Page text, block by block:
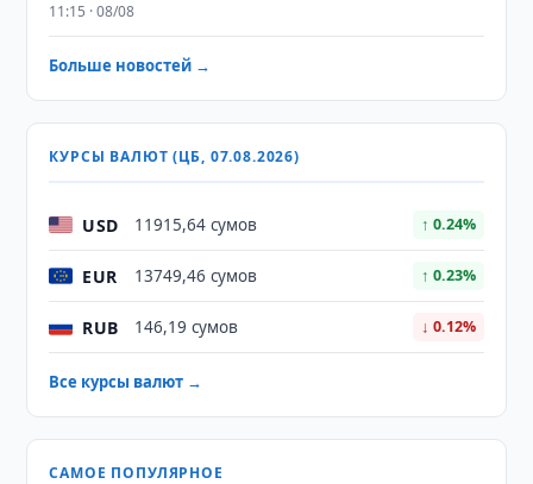
11:15 · 08/08
Больше новостей →
КУРСЫ ВАЛЮТ (ЦБ, 07.08.2026)
USD 11915,64 сумов ↑ 0.24%
EUR 13749,46 сумов ↑ 0.23%
RUB 146,19 сумов ↓ 0.12%
Все курсы валют →
САМОЕ ПОПУЛЯРНОЕ